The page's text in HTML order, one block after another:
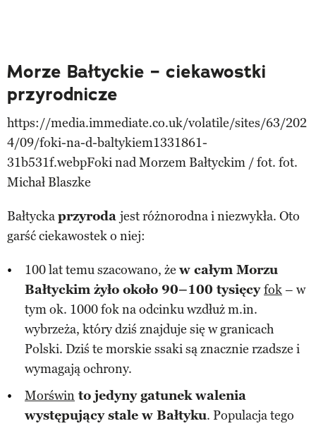
Morze Bałtyckie – ciekawostki
przyrodnicze
https://media.immediate.co.uk/volatile/sites/63/202
4/09/foki-na-d-baltykiem1331861-
31b531f.webpFoki nad Morzem Bałtyckim / fot. fot.
Michał Blaszke
Bałtyckaprzyroda jest różnorodna i niezwykła. Oto
garść ciekawostek o niej:
100 lat temu szacowano, że w całym Morzu
Bałtyckim żyło około 90–100 tysięcyfok– w
tym ok. 1000 fok na odcinku wzdłuż m.in.
wybrzeża, który dziś znajduje się w granicach
Polski. Dziś te morskie ssaki są znacznie rzadsze i
wymagają ochrony.
Morświn to jedyny gatunek walenia
występujący stale w Bałtyku. Populacja tego